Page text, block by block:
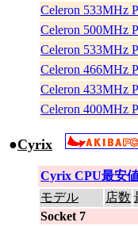
Celeron 533MHz
Celeron 500MHz
Celeron 533MHz
Celeron 466MHz
Celeron 433MHz
Celeron 400MHz
●Cyrix
Cyrix CPU最安
モデル
店数
Socket 7